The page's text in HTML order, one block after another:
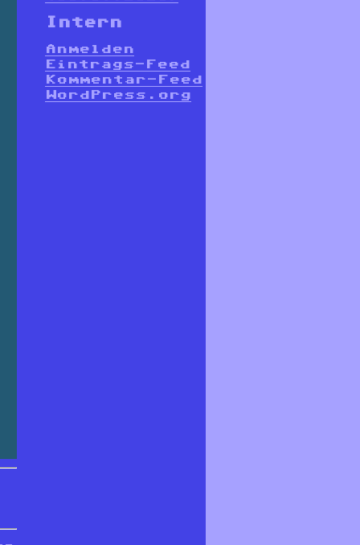
Intern
Anmelden
Eintrags-Feed
Kommentar-Feed
WordPress.org